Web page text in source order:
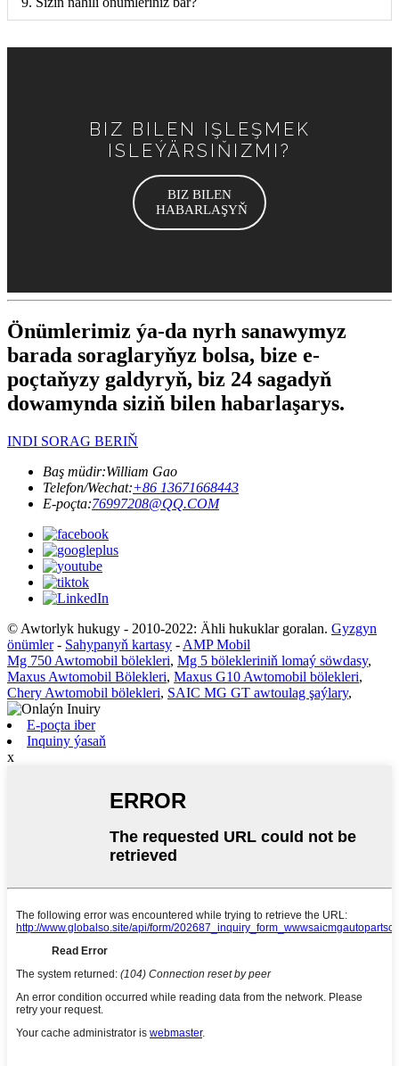
BIZ BILEN IŞLEŞMEK
ISLEÝÄRSIŇIZMI?
BIZ BILEN
HABARLAŞYŇ
Önümlerimiz ýa-da nyrh sanawymyz
barada soraglaryňyz bolsa, bize e-
poçtaňyzy galdyryň, biz 24 sagadyň
dowamynda siziň bilen habarlaşarys.
INDI SORAG BERIŇ
Baş müdir:William Gao
Telefon/Wechat:+86 13671668443
E-poçta:76997208@QQ.COM
© Awtorlyk hukugy - 2010-2022: Ähli hukuklar goralan. Gyzgyn
önümler- Sahypanyň kartasy - AMP Mobil
Mg 750 Awtomobil bölekleri, Mg 5 bölekleriniň lomaý söwdasy,
Maxus Awtomobil Bölekleri, Maxus G10 Awtomobil bölekleri,
Chery Awtomobil bölekleri, SAIC MG GT awtoulag şaýlary,
E-poçta iber
Inquiny ýasaň
x